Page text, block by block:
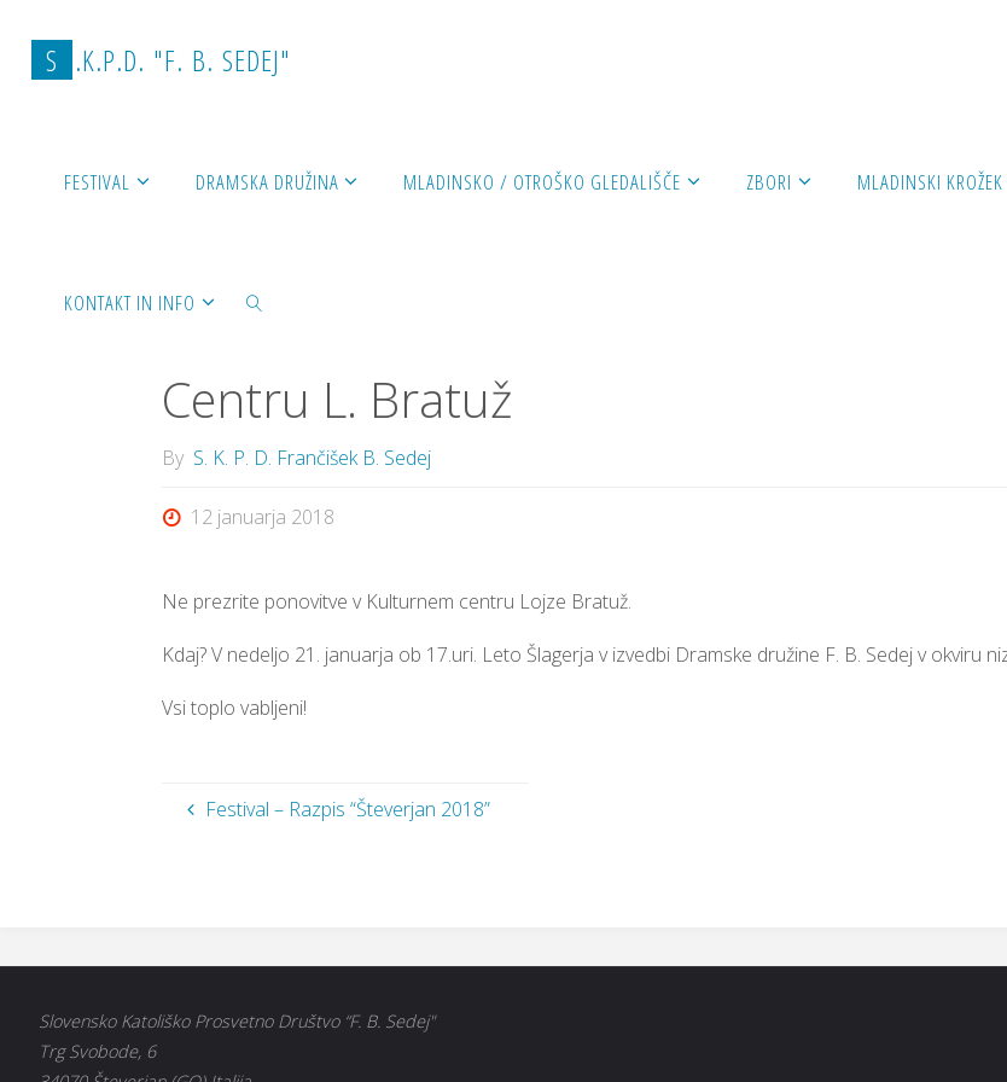
content
S .K.P.D. "F. B. SEDEJ"
FESTIVAL DRAMSKA DRUŽINA MLADINSKO / OTROŠKO GLEDALIŠČE ZBORI MLADINSKI
KONTAKT IN INFO
SEARCH
Leto Šlagerja – PONOVITEV 21.1. ob
Centru L. Bratuž
By S. K. P. D. Frančišek B. Sedej
12 januarja 2018
Ne prezrite ponovitve v Kulturnem centru Lojze Bratuž.
Kdaj? V nedeljo 21. januarja ob 17.uri. Leto Šlagerja v izvedbi Dramske družine F. B. Sedej v okviru
Vsi toplo vabljeni!
Festival – Razpis “Števerjan 2018”
Slovensko Katoliško Prosvetno Društvo “F. B. Sedej"
Trg Svobode, 6